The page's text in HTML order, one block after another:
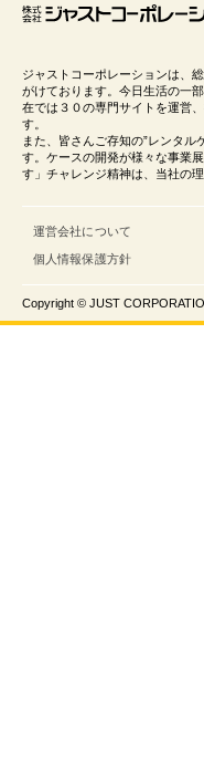
ジャストコーポレーションは、
がけております。今日生活の一
在では３０の専門サイトを運営
す。
また、皆さんご存知の”レンタル
す。ケースの開発が様々な事業
す」チャレンジ精神は、当社の
運営会社について
個人情報保護方針
Copyright © JUST